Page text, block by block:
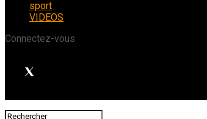
sport
VIDEOS
Connectez-vous